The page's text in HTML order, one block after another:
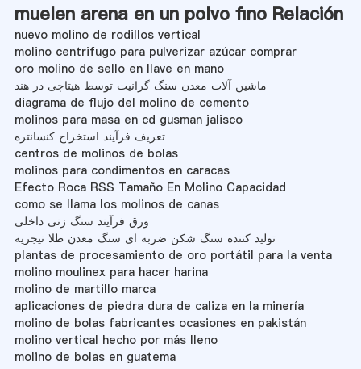
muelen arena en un polvo fino Relación
nuevo molino de rodillos vertical
molino centrifugo para pulverizar azúcar comprar
oro molino de sello en llave en mano
ماشین آلات معدن سنگ گرانیت توسط هیتاچی در هند
diagrama de flujo del molino de cemento
molinos para masa en cd gusman jalisco
تعریف فرآیند استخراج کنسانتره
centros de molinos de bolas
molinos para condimentos en caracas
Efecto Roca RSS Tamaño En Molino Capacidad
como se llama los molinos de canas
ورق فرآیند سنگ زنی داخلی
تولید کننده سنگ شکن ضربه ای سنگ معدن طلا نیجریه
plantas de procesamiento de oro portátil para la venta
molino moulinex para hacer harina
molino de martillo marca
aplicaciones de piedra dura de caliza en la minería
molino de bolas fabricantes ocasiones en pakistán
molino vertical hecho por más lleno
molino de bolas en guatema